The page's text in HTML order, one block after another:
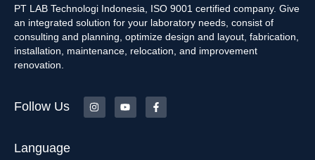
PT LAB Technologi Indonesia, ISO 9001 certified company. Give
an integrated solution for your laboratory needs, consist of
consulting and planning, optimize design and layout, fabrication,
installation, maintenance, relocation, and improvement
renovation.
Follow Us
Language